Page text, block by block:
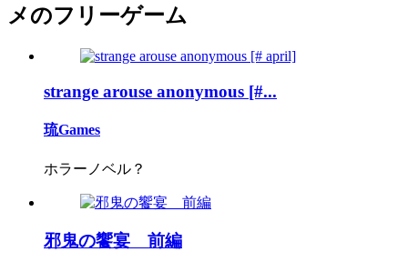
メのフリーゲーム
strange arouse anonymous [#...
琉Games
ホラーノベル？
邪鬼の饗宴 前編